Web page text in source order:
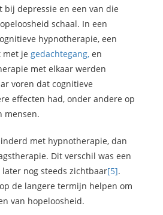
bij depressie en een van die
schaal. In een
hypnotherapie, een
je gedachtegang, en
met elkaar werden
voren dat cognitieve
effecten had, onder andere op
mensen.
met hypnotherapie, dan
Dit verschil was een
nog steeds zichtbaar[5].
de langere termijn helpen om
van hopeloosheid.